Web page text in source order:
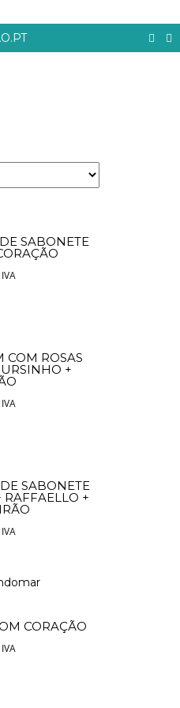
SABONETE
COM ROSAS
+
SABONETE
RAFFAELLO +
CORAÇÃO